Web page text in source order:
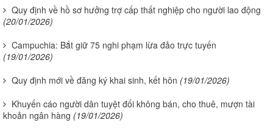
Quy định về hồ sơ hưởng trợ cấp thất nghiệp cho người lao động
(20/01/2026)
Campuchia: Bắt giữ 75 nghi phạm lừa đảo trực tuyến
(19/01/2026)
Quy định mới về đăng ký khai sinh, kết hôn (19/01/2026)
Khuyến cáo người dân tuyệt đối không bán, cho thuê, mượn tài
khoản ngân hàng (19/01/2026)